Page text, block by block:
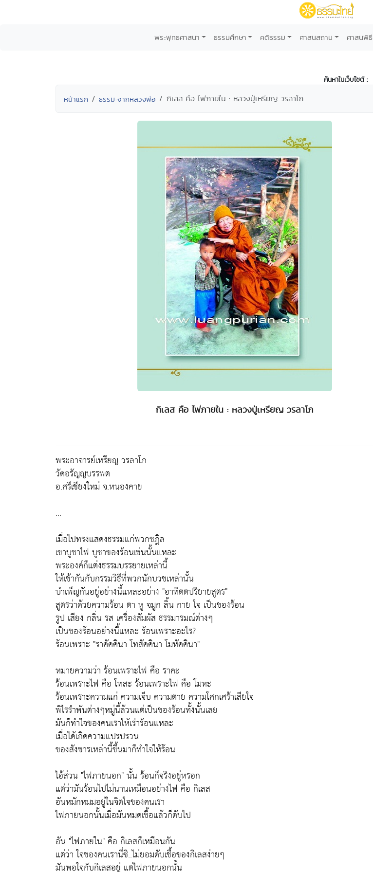
พระพุทธศาสนา ธรรมศึกษา คติธรรม ศาสนสถาน ศาสนพิธี
ค้นหาในเว็บไซต์ :
หน้าแรก ธรรมะจากหลวงพ่อ กิเลส คือ ไฟภายใน : หลวงปู่เหรียญ วรลาโภ
กิเลส คือ ไฟภายใน : หลวงปู่เหรียญ วรลาโภ
พระอาจารย์เหรียญ วรลาโภ
วัดอรัญญบรรพต
อ.ศรีเชียงใหม่ จ.หนองคาย
...
เมื่อไปทรงแสดงธรรมแก่พวกชฎิล
เขาบูชาไฟ บูชาของร้อนเช่นนั้นแหละ
พระองค์ก็แต่งธรรมบรรยายเหล่านี้
ให้เข้ากันกับกรรมวิธีที่พวกนักบวชเหล่านั้น
บำเพ็ญกันอยู่อย่างนี้แหละอย่าง "อาทิตตปริยายสูตร"
สูตรว่าด้วยความร้อน ตา หู จมูก ลิ้น กาย ใจ เป็นของร้อน
รูป เสียง กลิ่น รส เครื่องสัมผัส ธรรมารมณ์ต่างๆ
เป็นของร้อนอย่างนี้แหละ ร้อนเพราะอะไร?
ร้อนเพราะ "ราคัคคินา โทสัคคินา โมหัคคินา"
หมายความว่า ร้อนเพราะไฟ คือ ราคะ
ร้อนเพราะไฟ คือ โทสะ ร้อนเพราะไฟ คือ โมหะ
ร้อนเพราะความแก่ ความเจ็บ ความตาย ความโศกเศร้าเสียใจ
พิไรรำพันต่างๆหมู่นี้ล้วนแต่เป็นของร้อนทั้งนั้นเลย
มันก็ทำใจของคนเราให้เร่าร้อนแหละ
เมื่อได้เกิดความแปรปรวน
ของสังขารเหล่านี้ขึ้นมาก็ทำใจให้ร้อน
ไอ้ส่วน "ไฟภายนอก" นั้น ร้อนก็จริงอยู่หรอก
แต่ว่ามันร้อนไปไม่นานเหมือนอย่างไฟ คือ กิเลส
อันหมักหมมอยู่ในจิตใจของคนเรา
ไฟภายนอกนั้นเมื่อมันหมดเชื้อแล้วก็ดับไป
อัน "ไฟภายใน" คือ กิเลสก็เหมือนกัน
แต่ว่า ใจของคนเรานี่ซิ..ไม่ยอมดับเชื้อของกิเลสง่ายๆ
มันพอใจกับกิเลสอยู่ แต่ไฟภายนอกนั้น